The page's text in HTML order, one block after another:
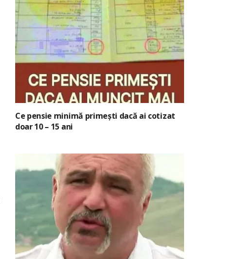
Ce pensie minimă primești dacă ai cotizat
doar 10 – 15 ani